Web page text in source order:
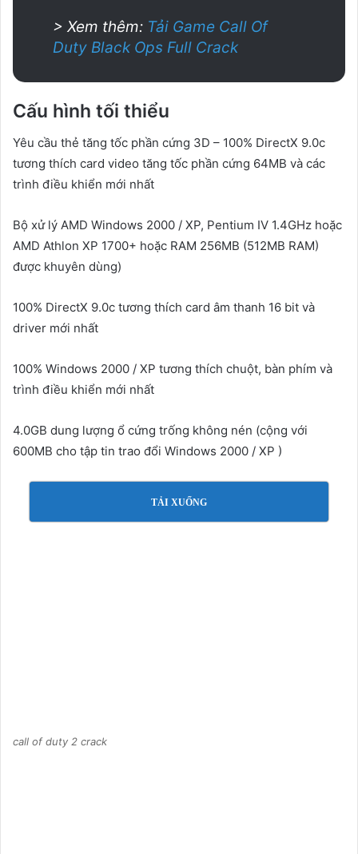
> Xem thêm: Tải Game Call Of
Duty Black Ops Full Crack
Cấu hình tối thiểu
Yêu cầu thẻ tăng tốc phần cứng 3D – 100% DirectX 9.0c
tương thích card video tăng tốc phần cứng 64MB và các
trình điều khiển mới nhất
Bộ xử lý AMD Windows 2000 / XP, Pentium IV 1.4GHz hoặc
AMD Athlon XP 1700+ hoặc RAM 256MB (512MB RAM)
được khuyên dùng)
100% DirectX 9.0c tương thích card âm thanh 16 bit và
driver mới nhất
100% Windows 2000 / XP tương thích chuột, bàn phím và
trình điều khiển mới nhất
4.0GB dung lượng ổ cứng trống không nén (cộng với
600MB cho tập tin trao đổi Windows 2000 / XP )
TẢI XUỐNG
call of duty 2 crack